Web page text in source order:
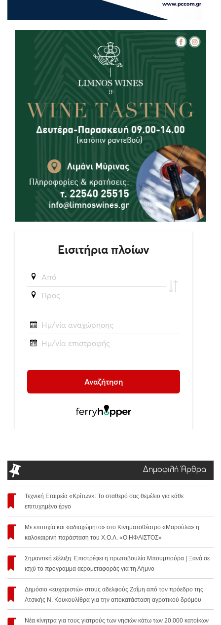
Δημοφιλή Άρθρα
Τεχνική Εταιρεία «Κρίτων»: Το σταθερό σας θεμέλιο για κάθε
επιτυχημένο έργο
Με επιτυχία και «αδιαχώρητο» στο Κινηματοθέατρο «Μαρούλα» η
καλοκαιρινή παράσταση του Χ.Ο.Λ. «Ο ΗΦΑΙΣΤΟΣ»
Σημαντική εξέλιξη: Επιστρέφει η πρωτοβουλία Μπουμπούρα | Ξανά σε
ισχύ το πρόγραμμα αερομεταφοράς για τη Λήμνο
Δημόσιο «ευχαριστώ» στους αδελφούς Ζαΐμη από τον πρόεδρο της
Ατσικής Ν. Κουκουλίθρα για την αποκατάσταση αγροτικού δρόμου
Νέα κίνητρα για τους γιατρούς των νησιών κάτω των 20.000 κατοίκων